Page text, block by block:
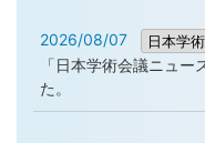
2026/08/07 日本学
「日本学術会議ニュ
た。